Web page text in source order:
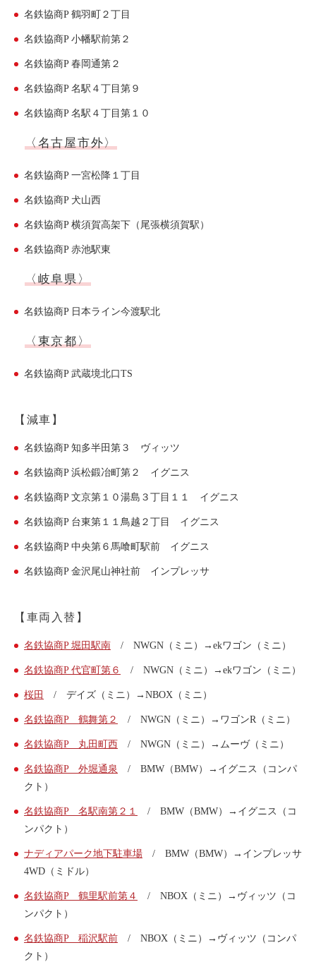
法人のお客様
料金プラン
長時間利用もおトク
社有車との比較
お客様の声
ご入会方法
よくある質問
ご入会はこちら
名鉄協商P 鶴羽町２丁目
名鉄協商P 小幡駅前第２
名鉄協商P 春岡通第２
名鉄協商P 名駅４丁目第９
名鉄協商P 名駅４丁目第１０
〈名古屋市外〉
名鉄協商P 一宮松降１丁目
名鉄協商P 犬山西
名鉄協商P 横須賀高架下（尾張横須賀駅）
名鉄協商P 赤池駅東
〈岐阜県〉
名鉄協商P 日本ライン今渡駅北
〈東京都〉
名鉄協商P 武蔵境北口TS
【減車】
名鉄協商P 知多半田第３ ヴィッツ
名鉄協商P 浜松鍛冶町第２ イグニス
名鉄協商P 文京第１０湯島３丁目１１ イグニス
名鉄協商P 台東第１１鳥越２丁目 イグニス
名鉄協商P 中央第６馬喰町駅前 イグニス
名鉄協商P 金沢尾山神社前 インプレッサ
【車両入替】
名鉄協商P 堀田駅南 / NWGN（ミニ）→ekワゴン（ミニ）
名鉄協商P 代官町第６ / NWGN（ミニ）→ekワゴン（ミニ）
桜田 / デイズ（ミニ）→NBOX（ミニ）
名鉄協商P 鶴舞第２ / NWGN（ミニ）→ワゴンR（ミニ）
名鉄協商P 丸田町西 / NWGN（ミニ）→ムーヴ（ミニ）
名鉄協商P 外堀通泉 / BMW（BMW）→イグニス（コンパ
クト）
名鉄協商P 名駅南第２１
/ BMW（BMW）→イグニス（コ
ンパクト）
ナディアパーク地下駐車場 / BMW（BMW）→インプレッサ
4WD（ミドル）
名鉄協商P 鶴里駅前第４
/ NBOX（ミニ）→ヴィッツ（コ
ンパクト）
名鉄協商P 稲沢駅前 / NBOX（ミニ）→ヴィッツ（コンパ
クト）